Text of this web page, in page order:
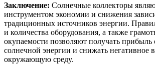
Заключение: Солнечные коллекторы
инструментом экономии и снижения
традиционных источников энергии.
и количества оборудования, а также
окупаемости позволяют получать прибыль
солнечной энергии и снижать негативное
окружающую среду.